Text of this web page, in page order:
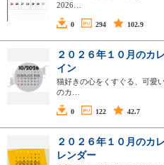
2026…
0 294 102.9
２０２６年１０月のカ
イン
猫好きの心をくすぐる、可愛
のカ…
0 122 42.7
２０２６年１０月のカ
レンダー